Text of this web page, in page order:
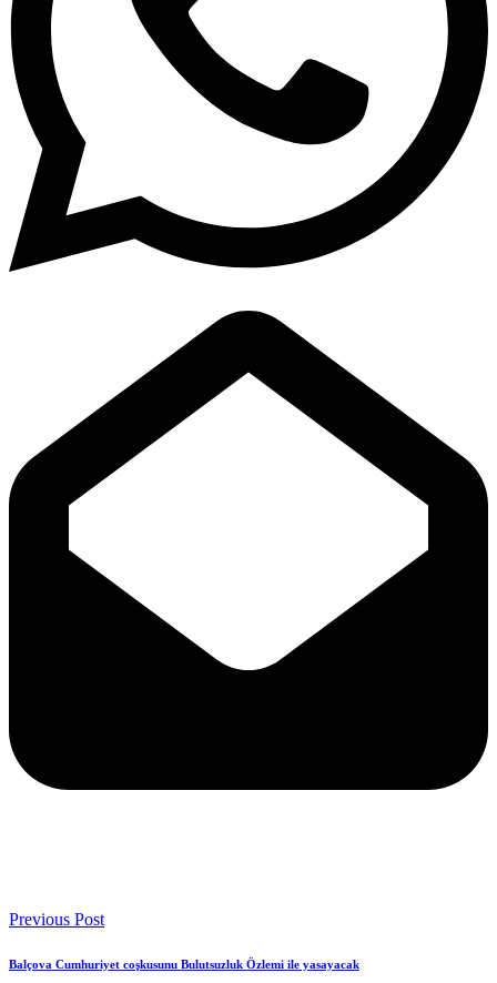
Previous Post
Balçova Cumhuriyet coşkusunu Bulutsuzluk Özlemi ile yasayacak